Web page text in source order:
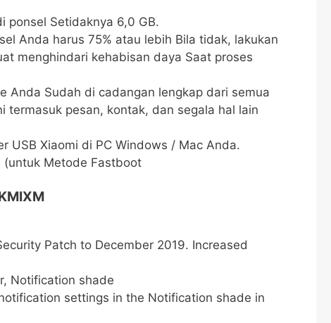
ponsel Setidaknya 6,0 GB.
Anda harus 75% atau lebih Bila tidak, lakukan
menghindari kehabisan daya Saat proses
Anda Sudah di cadangan lengkap dari semua
termasuk pesan, kontak, dan segala hal lain
USB Xiaomi di PC Windows / Mac Anda.
(untuk Metode Fastboot
Patch to December 2019. Increased
Notification shade
settings in the Notification shade in